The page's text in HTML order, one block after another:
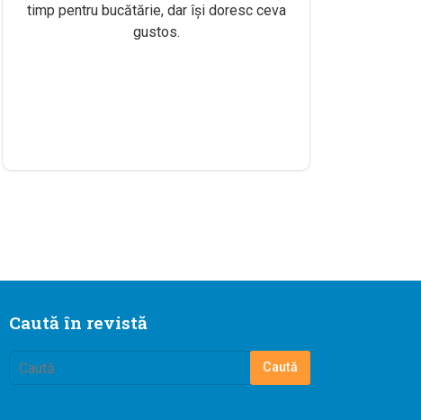
timp pentru bucătărie, dar își doresc ceva
gustos.
Caută în revistă